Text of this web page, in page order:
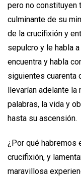
pero no constituyen
culminante de su
de la crucifixión y
sepulcro y le habla
encuentra y habla
siguientes cuarenta
llevarían adelante
palabras, la vida y
hasta su ascensión.
¿Por qué habremos
crucifixión, y
maravillosa